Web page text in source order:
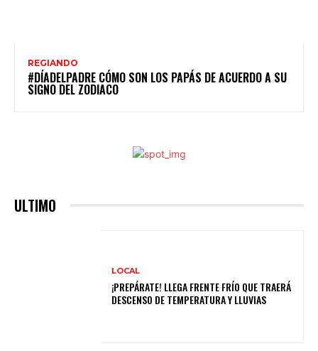
REGIANDO
#DÍADELPADRE CÓMO SON LOS PAPÁS DE ACUERDO A SU
SIGNO DEL ZODIACO
ULTIMO
LOCAL
¡PREPÁRATE! LLEGA FRENTE FRÍO QUE TRAERÁ
DESCENSO DE TEMPERATURA Y LLUVIAS